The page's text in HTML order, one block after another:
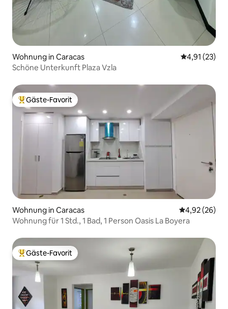
Wohnung in Caracas
4,91 (23)
Schöne Unterkunft Plaza Vzla
Beliebter Gäste-Favorit.
Gäste-Favorit
Wohnung in Caracas
4,92 (26)
Wohnung für 1 Std., 1 Bad, 1 Person Oasis La Boyera
Beliebter Gäste-Favorit.
Gäste-Favorit